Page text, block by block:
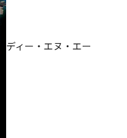
ディー・エヌ・エー